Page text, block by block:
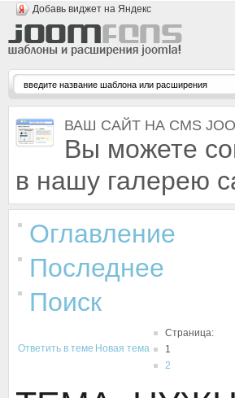
Добавь виджет на Яндекс
ВАШ САЙТ НА CMS
Вы можете
в нашу галерею
Оглавление
Последнее
Поиск
Ответить в теме Новая тема
Страница:
1
2